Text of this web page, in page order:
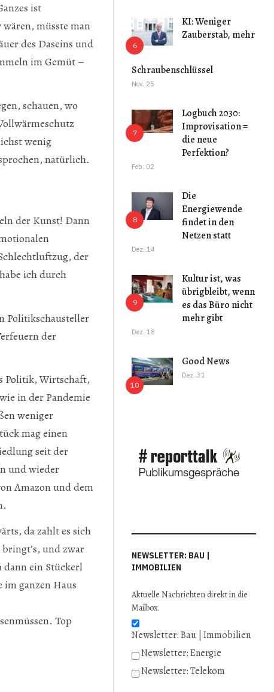
ist
müsste man
des Daseins und
im Gemüt –
schauen, wo
wenig
natürlich.
der Kunst! Dann
der
ich durch
Politikschausteller
der
Politik, Wirtschaft,
in der Pandemie
weniger
mag einen
seit der
und wieder
Amazon und dem
da zahlt es sich
und zwar
ein Stückerl
ganzen Haus
Top
KI: Weniger
Zauberstab, mehr
Schraubenschlüssel
Nov..25
Logbuch 2030:
Improvisation =
die neue
Perfektion?
Feb..02
Die
Energiewende
findet in den
Netzen statt
Dez..14
Kultur ist, was
übrigbleibt, wenn
es das Büro nicht
mehr gibt
Dez..18
Good News
Dez..31
NEWSLETTER: BAU |
IMMOBILIEN
Aktuelle Nachrichten direkt in die
Mailbox.
Newsletter: Bau | Immobilien
Newsletter: Energie
Newsletter: Telekom